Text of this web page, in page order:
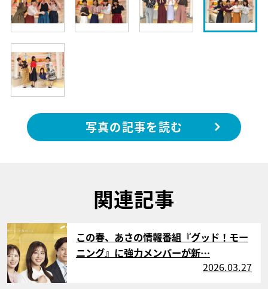
写真の記事を読む
関連記事
サムネイル
この春、あさの情報番組『グッド！モー
ニング』に強力メンバーが新…
2026.03.27